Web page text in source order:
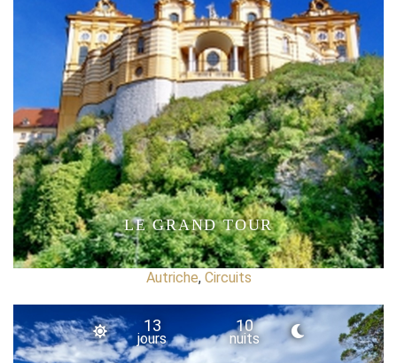
LE GRAND TOUR
Autriche, Circuits
13
jours
10
nuits